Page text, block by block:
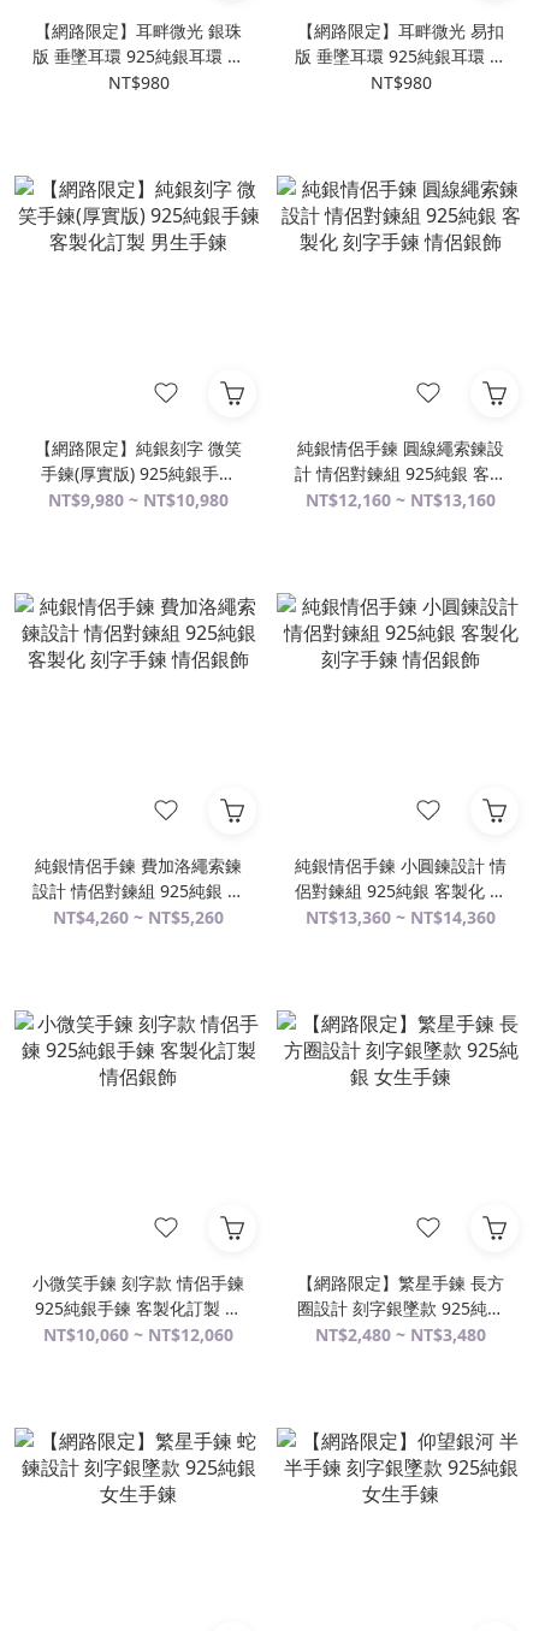
【網路限定】耳畔微光 銀珠
版 垂墜耳環 925純銀耳環 女
生耳環
NT$980
【網路限定】耳畔微光 易扣
版 垂墜耳環 925純銀耳環 女
生耳環
NT$980
【網路限定】純銀刻字 微笑
手鍊(厚實版) 925純銀手鍊
客製化訂製 男生手鍊
NT$9,980 ~ NT$10,980
純銀情侶手鍊 圓線繩索鍊設
計 情侶對鍊組 925純銀 客製
化 刻字手鍊 情侶銀飾
NT$12,160 ~ NT$13,160
純銀情侶手鍊 費加洛繩索鍊
設計 情侶對鍊組 925純銀 客
製化 刻字手鍊 情侶銀飾
NT$4,260 ~ NT$5,260
純銀情侶手鍊 小圓鍊設計 情
侶對鍊組 925純銀 客製化 刻
字手鍊 情侶銀飾
NT$13,360 ~ NT$14,360
小微笑手鍊 刻字款 情侶手鍊
925純銀手鍊 客製化訂製 情
侶銀飾
NT$10,060 ~ NT$12,060
【網路限定】繁星手鍊 長方
圈設計 刻字銀墜款 925純銀
女生手鍊
NT$2,480 ~ NT$3,480